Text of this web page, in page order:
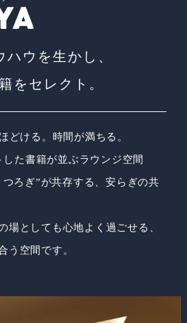
ウを生かし、
をセレクト。
どける。時間が満ちる。
た書籍が並ぶラウンジ空間
つろぎ”が共存する、安らぎの共
場としても心地よく過ごせる、
う空間です。